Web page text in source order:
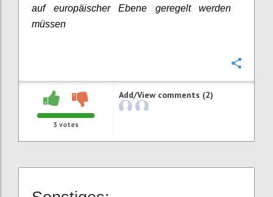
auf europäischer Ebene geregelt werden
müssen
3 votes
Add/View comments (2)